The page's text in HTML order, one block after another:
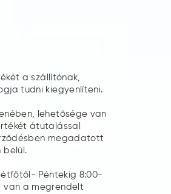
a szállítónak,
tudni kiegyenlíteni.
lehetősége van
átutalással
megadatott
belül.
Péntekig 8:00-
van a megrendelt